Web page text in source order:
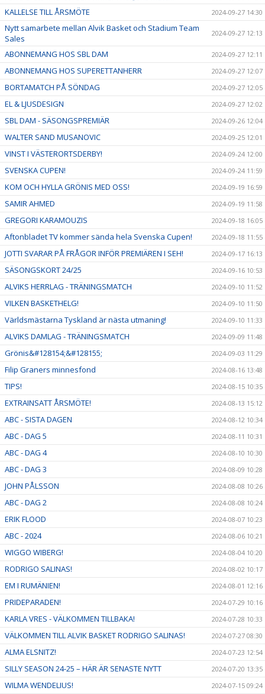
KALLELSE TILL ÅRSMÖTE 2024-09-27 14:30
Nytt samarbete mellan Alvik Basket och Stadium Team
Sales
2024-09-27 12:13
ABONNEMANG HOS SBL DAM 2024-09-27 12:11
ABONNEMANG HOS SUPERETTANHERR 2024-09-27 12:07
BORTAMATCH PÅ SÖNDAG 2024-09-27 12:05
EL & LJUSDESIGN 2024-09-27 12:02
SBL DAM - SÄSONGSPREMIÄR 2024-09-26 12:04
WALTER SAND MUSANOVIC 2024-09-25 12:01
VINST I VÄSTERORTSDERBY! 2024-09-24 12:00
SVENSKA CUPEN! 2024-09-24 11:59
KOM OCH HYLLA GRÖNIS MED OSS! 2024-09-19 16:59
SAMIR AHMED 2024-09-19 11:58
GREGORI KARAMOUZIS 2024-09-18 16:05
Aftonbladet TV kommer sända hela Svenska Cupen! 2024-09-18 11:55
JOTTI SVARAR PÅ FRÅGOR INFÖR PREMIÄREN I SEH! 2024-09-17 16:13
SÄSONGSKORT 24/25 2024-09-16 10:53
ALVIKS HERRLAG - TRÄNINGSMATCH 2024-09-10 11:52
VILKEN BASKETHELG! 2024-09-10 11:50
Världsmästarna Tyskland är nästa utmaning! 2024-09-10 11:33
ALVIKS DAMLAG - TRÄNINGSMATCH 2024-09-09 11:48
Grönis&#128154;&#128155; 2024-09-03 11:29
Filip Graners minnesfond 2024-08-16 13:48
TIPS! 2024-08-15 10:35
EXTRAINSATT ÅRSMÖTE! 2024-08-13 15:12
ABC - SISTA DAGEN 2024-08-12 10:34
ABC - DAG 5 2024-08-11 10:31
ABC - DAG 4 2024-08-10 10:30
ABC - DAG 3 2024-08-09 10:28
JOHN PÅLSSON 2024-08-08 10:26
ABC - DAG 2 2024-08-08 10:24
ERIK FLOOD 2024-08-07 10:23
ABC - 2024 2024-08-06 10:21
WIGGO WIBERG! 2024-08-04 10:20
RODRIGO SALINAS! 2024-08-02 10:17
EM I RUMÄNIEN! 2024-08-01 12:16
PRIDEPARADEN! 2024-07-29 10:16
KARLA VRES - VÄLKOMMEN TILLBAKA! 2024-07-28 10:33
VÄLKOMMEN TILL ALVIK BASKET RODRIGO SALINAS! 2024-07-27 08:30
ALMA ELSNITZ! 2024-07-23 12:54
SILLY SEASON 24-25 – HÄR ÄR SENASTE NYTT 2024-07-20 13:35
WILMA WENDELIUS! 2024-07-15 09:24